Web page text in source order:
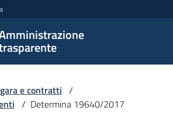
e contratti /
/ Determina 19640/2017